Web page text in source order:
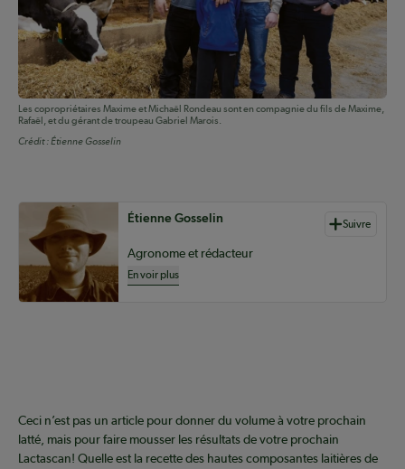
Les copropriétaires Maxime et Michaël Rondeau sont en compagnie du fils de Maxime,
Rafaël, et du gérant de troupeau Gabriel Marois.
Crédit :Étienne Gosselin
Auteurs de contenu
Étienne Gosselin Suivre
Agronome et rédacteur
En voir plus
Ceci n’est pas un article pour donner du volume à votre prochain
latté, mais pour faire mousser les résultats de votre prochain
Lactascan! Quelle est la recette des hautes composantes laitières de